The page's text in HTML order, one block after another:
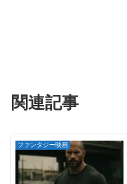
関連記事
ファンタジー映画